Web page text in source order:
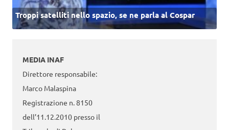
Troppi satelliti nello spazio, se ne parla al Cospar
MEDIA INAF
Direttore responsabile:
Marco Malaspina
Registrazione n. 8150
dell’11.12.2010 presso il